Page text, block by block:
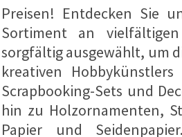
ordnungsgemäße
Funktionieren
der Website
Ihr
Nutzungserlebnis
zu
verbessern
und, mit
Ihrer
den
Preisen! Entdecken Sie
Sortiment an vielfältigen
sorgfältig ausgewählt, um
kreativen
Scrapbooking-Sets und
hin zu Holzornamenten,
Papier und